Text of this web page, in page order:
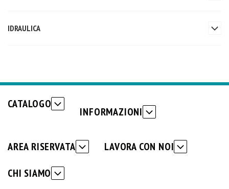
IDRAULICA
CHI SIAMO
CATALOGO
INFORMAZIONI
AREA RISERVATA LAVORA CON NOI